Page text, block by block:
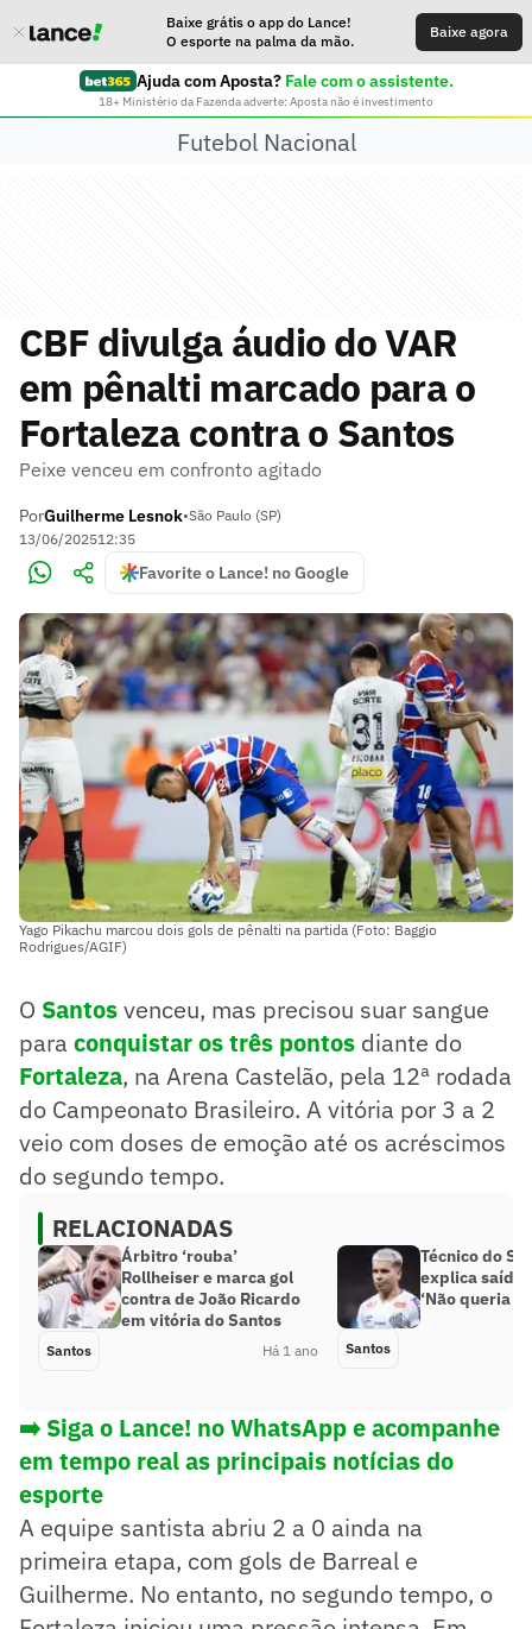
Baixe grátis o app do Lance!
O esporte na palma da mão.
Baixe agora
Ajuda com Aposta? Fale com o assistente.
18+ Ministério da Fazenda adverte: Aposta não é investimento
Futebol Nacional
CBF divulga áudio do VAR
em pênalti marcado para o
Fortaleza contra o Santos
Peixe venceu em confronto agitado
PorGuilherme Lesnok•São Paulo (SP)
13/06/202512:35
Favorite o Lance! no Google
Yago Pikachu marcou dois gols de pênalti na partida (Foto: Baggio
Rodrigues/AGIF)
O Santosvenceu, mas precisou suar sangue
para conquistar os três pontos diante do
Fortaleza, na Arena Castelão, pela 12ª rodada
do Campeonato Brasileiro. A vitória por 3 a 2
veio com doses de emoção até os acréscimos
do segundo tempo.
RELACIONADAS
Árbitro ‘rouba’
Rollheiser e marca gol
contra de João Ricardo
em vitória do Santos
Santos Há 1 ano
Técnico do
explica saída
‘Não queria
Santos
➡️ Siga o Lance! no WhatsApp e acompanhe
em tempo real as principais notícias do
esporte
A equipe santista abriu 2 a 0 ainda na
primeira etapa, com gols de Barreal e
Guilherme. No entanto, no segundo tempo, o